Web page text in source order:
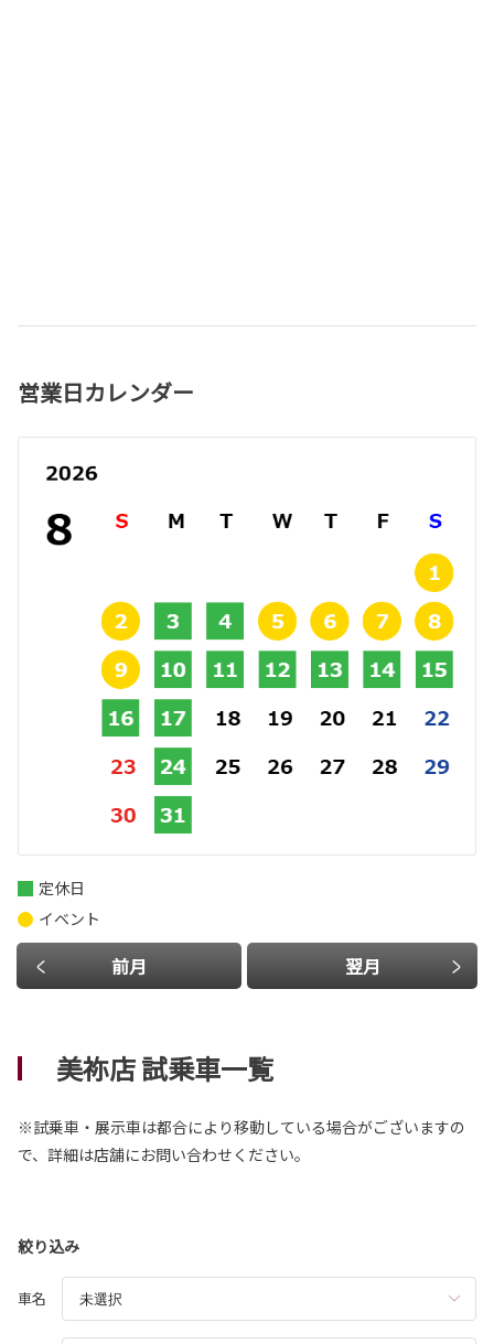
営業日カレンダー
前月 翌月
定休日
イベント
美祢店 試乗車一覧
※試乗車・展示車は都合により移動している場合がございますの
で、詳細は店舗にお問い合わせください。
絞り込み
車名